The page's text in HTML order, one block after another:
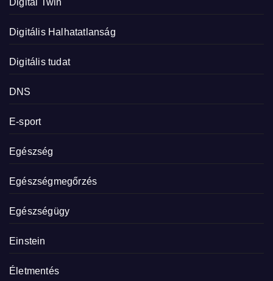
Digitális Halhatatlanság
Digitális tudat
DNS
E-sport
Egészség
Egészségmegőrzés
Egészségügy
Einstein
Életmentés